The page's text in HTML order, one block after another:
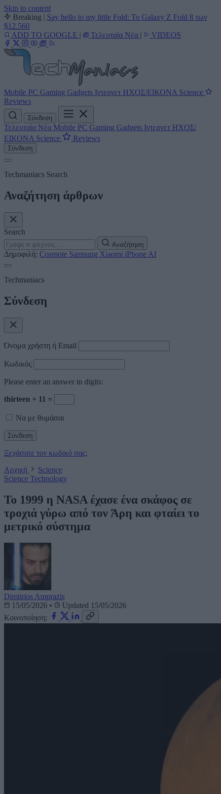
Skip to content
Breaking | Say hello to my little Fold: Το Galaxy Z Fold 8 των
$12.560
ADD TO GOOGLE | Τελευταία Νέα | VIDEOS
Mobile PC Gaming Gadgets Ιντερνετ ΗΧΟΣ/ΕΙΚΟΝΑ Science
Reviews
Σύνδεση
Τελευταία Νέα Mobile PC Gaming Gadgets Ιντερνετ ΗΧΟΣ/
ΕΙΚΟΝΑ Science Reviews
Σύνδεση
Techmaniacs Search
Αναζήτηση άρθρων
Search
Αναζήτηση
Δημοφιλή: Cosmote Samsung Xiaomi iPhone AI
Techmaniacs
Σύνδεση
Όνομα χρήστη ή Email
Κωδικός
Please enter an answer in digits:
thirteen + 11 =
Να με θυμάσαι
Ξεχάσατε τον κωδικό σας;
Αρχική
Science
Science Technology
Το 1999 η NASA έχασε ένα σκάφος σε
τροχιά γύρω από τον Άρη και φταίει το
μετρικό σύστημα
Dimitrios Amprazis
15/05/2026 •
Updated 15/05/2026
Κοινοποίηση: